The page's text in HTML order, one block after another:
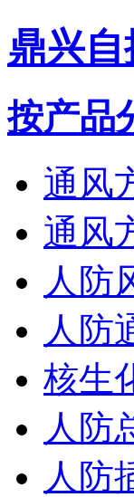
鼎兴
按产品
通风
通风
人防
人防
核生
人防
人防